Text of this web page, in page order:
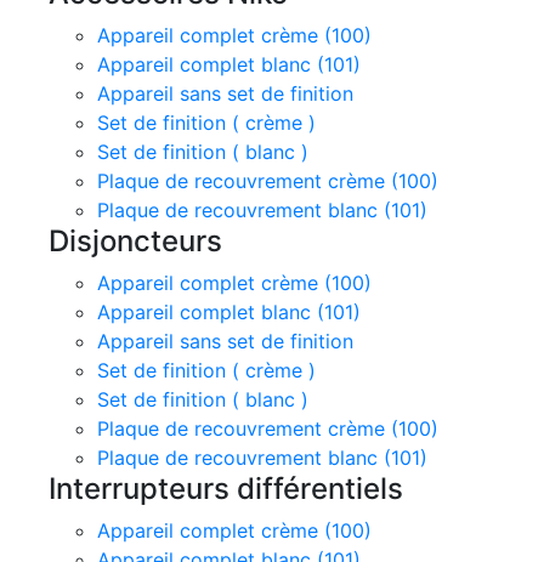
Appareil complet crème (100)
Appareil complet blanc (101)
Appareil sans set de finition
Set de finition ( crème )
Set de finition ( blanc )
Plaque de recouvrement crème (100)
Plaque de recouvrement blanc (101)
Disjoncteurs
Appareil complet crème (100)
Appareil complet blanc (101)
Appareil sans set de finition
Set de finition ( crème )
Set de finition ( blanc )
Plaque de recouvrement crème (100)
Plaque de recouvrement blanc (101)
Interrupteurs différentiels
Appareil complet crème (100)